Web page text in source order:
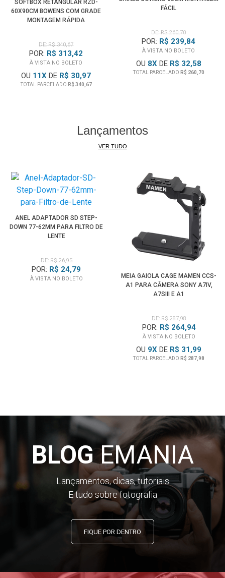
SOFTBOX RETANGULAR RZD-
60X90CM BOWENS COM GRADE
MONTAGEM RÁPIDA
DE: R$ 340,67
POR: R$ 313,42
À VISTA NO BOLETO
OU 11X DE R$ 30,97
TOTAL PARCELADO R$ 340,67
FÁCIL
DE: R$ 260,70
POR: R$ 239,84
À VISTA NO BOLETO
OU 8XDE R$ 32,58
TOTAL PARCELADO R$ 260,70
Lançamentos
VER TUDO
ANEL ADAPTADOR SD STEP-
DOWN 77-62MM PARA FILTRO DE
LENTE
DE: R$ 26,95
POR: R$ 24,79
À VISTA NO BOLETO
MEIA GAIOLA CAGE MAMEN CCS-
A1 PARA CÂMERA SONY A7IV,
A7SIII E A1
DE: R$ 287,98
POR: R$ 264,94
À VISTA NO BOLETO
OU 9X DE R$ 31,99
TOTAL PARCELADO R$ 287,98
BLOGEMANIA
Lançamentos, dicas, tutoriais
E tudo sobre fotografia
FIQUE POR DENTRO